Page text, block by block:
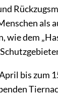
als
dem
bis zum